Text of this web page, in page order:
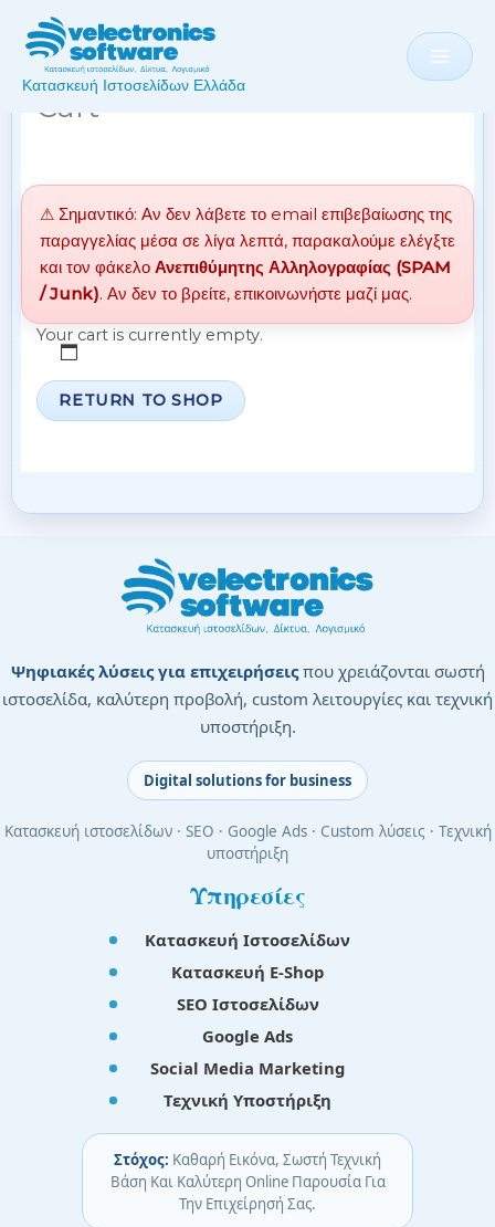
content
Κατασκευή Ιστοσελίδων Ελλάδα
Cart
⚠ Σημαντικό: Αν δεν λάβετε το email επιβεβαίωσης της
παραγγελίας μέσα σε λίγα λεπτά, παρακαλούμε ελέγξτε
και τον φάκελο Ανεπιθύμητης Αλληλογραφίας (SPAM
/ Junk). Αν δεν το βρείτε, επικοινωνήστε μαζί μας.
Your cart is currently empty.
RETURN TO SHOP
Ψηφιακές λύσεις για επιχειρήσειςπου χρειάζονται σωστή
ιστοσελίδα, καλύτερη προβολή, custom λειτουργίες και τεχνική
υποστήριξη.
Digital solutions for business
Κατασκευή ιστοσελίδων · SEO · Google Ads · Custom λύσεις · Τεχνική
υποστήριξη
Υπηρεσίες
Κατασκευή Ιστοσελίδων
Κατασκευή E-Shop
SEO Ιστοσελίδων
Google Ads
Social Media Marketing
Τεχνική Υποστήριξη
Στόχος: Καθαρή Εικόνα, Σωστή Τεχνική
Βάση Και Καλύτερη Online Παρουσία Για
Την Επιχείρησή Σας.